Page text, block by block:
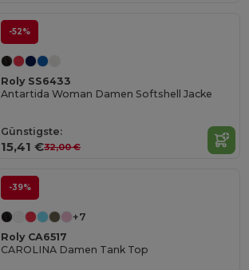
-52%
Roly SS6433
Antartida Woman Damen Softshell Jacke
Günstigste:
15,41 €32,00 €
-39%
+7
Roly CA6517
CAROLINA Damen Tank Top